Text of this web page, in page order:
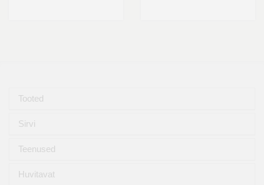
Tooted
Sirvi
Teenused
Huvitavat